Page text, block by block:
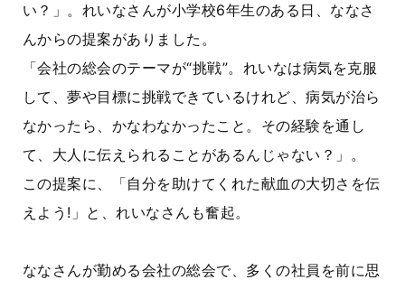
い？」。れいなさんが小学校6年生のある日、ななさ
んからの提案がありました。
「会社の総会のテーマが“挑戦”。れいなは病気を克服
して、夢や目標に挑戦できているけれど、病気が治ら
なかったら、かなわなかったこと。その経験を通し
て、大人に伝えられることがあるんじゃない？」。
この提案に、「自分を助けてくれた献血の大切さを伝
えよう!」と、れいなさんも奮起。
ななさんが勤める会社の総会で、多くの社員を前に思